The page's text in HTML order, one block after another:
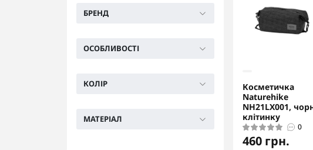
БРЕНД
ОСОБЛИВОСТІ
КОЛІР
МАТЕРІАЛ
Косметичка
Naturehike
NH21LX001,
клітинку
0
460 грн.